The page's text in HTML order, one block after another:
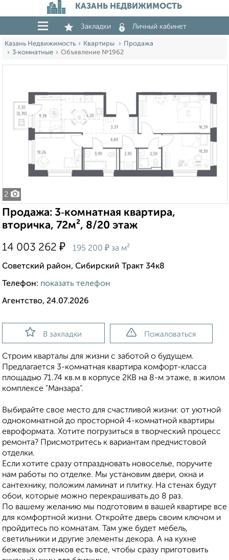
КАЗАНЬ НЕДВИЖИМОСТЬ
Закладки Личный кабинет
Казань Недвижимость Квартиры
Продажа
3‑комнатные
Объявление №1962
2
Продажа: 3‑комнатная квартира,
вторичка, 72м², 8/20 этаж
14 003 262 ₽ 195 200 ₽ за м²
Советский район, Сибирский Тракт 34к8
Телефон: показать телефон
Агентство, 24.07.2026
В закладки Пожаловаться
Строим кварталы для жизни с заботой о будущем.
Предлагается 3-комнатная квартира комфорт-класса
площадью 71.74 кв.м в корпусе 2КВ на 8-м этаже, в жилом
комплексе "Манзара".
Выбирайте свое место для счастливой жизни: от уютной
однокомнатной до просторной 4-комнатной квартиры
евроформата. Хотите погрузиться в творческий процесс
ремонта? Присмотритесь к вариантам предчистовой
отделки.
Если хотите сразу отпраздновать новоселье, поручите
нам работы по отделке. Мы установим двери, окна и
сантехнику, положим ламинат и плитку. На стенах будут
обои, которые можно перекрашивать до 8 раз.
По вашему желанию мы подготовим в вашей квартире все
для комфортной жизни. Откройте дверь своим ключом и
пройдитесь по комнатам. Там уже будет мебель,
светильники и другие элементы декора. А на кухне
бежевых оттенков есть все, чтобы сразу приготовить